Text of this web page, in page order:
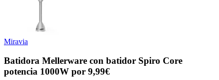
Miravia
Batidora Mellerware con batidor Spiro Core
potencia 1000W por 9,99€